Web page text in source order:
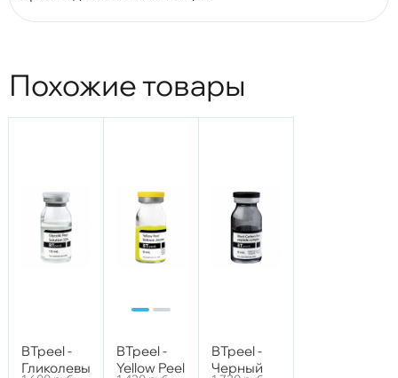
Похожие товары
BTpeel -
Гликолевый
BTpeel -
Yellow Peel
BTpeel -
Черный